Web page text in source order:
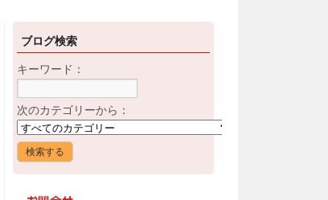
ブログ検索
キーワード：
次のカテゴリーから：